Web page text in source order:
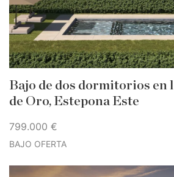
Bajo de dos dormitorios en
de Oro, Estepona Este
799.000 €
BAJO OFERTA